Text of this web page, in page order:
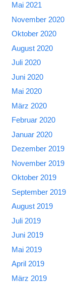
Mai 2021
November 2020
Oktober 2020
August 2020
Juli 2020
Juni 2020
Mai 2020
März 2020
Februar 2020
Januar 2020
Dezember 2019
November 2019
Oktober 2019
September 2019
August 2019
Juli 2019
Juni 2019
Mai 2019
April 2019
März 2019